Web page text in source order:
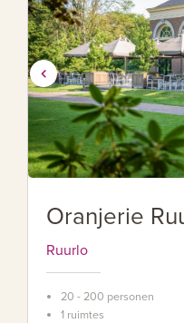
Oranjerie
Ruurlo
20 - 200 personen
1 ruimtes